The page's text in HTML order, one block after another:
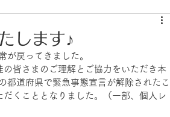
します♪
が戻ってきました。
皆さまのご理解とご協力をいただき本
都道府県で緊急事態宣言が解除されたこ
くこととなりました。（一部、個人レ